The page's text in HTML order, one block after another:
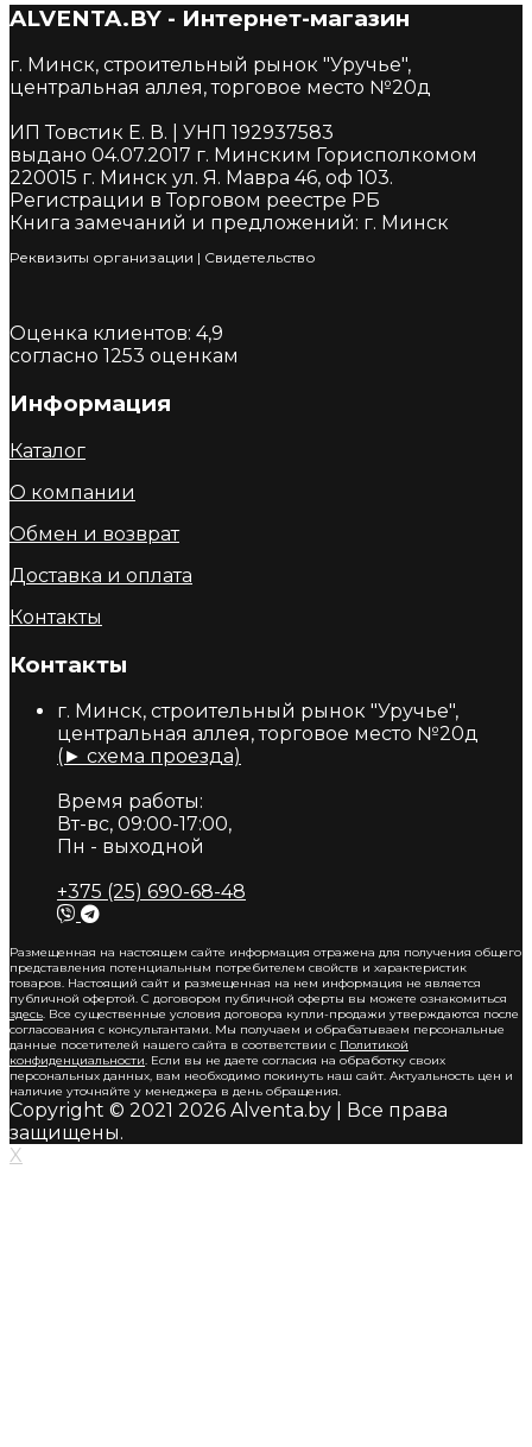
ALVENTA.BY - Интернет-магазин
г. Минск, строительный рынок "Уручье",
центральная аллея, торговое место №20д
ИП Товстик Е. В. | УНП 192937583
выдано 04.07.2017 г. Минским Горисполкомом
220015 г. Минск ул. Я. Мавра 46, оф 103.
Регистрации в Торговом реестре РБ
Книга замечаний и предложений: г. Минск
Реквизиты организации | Cвидетельство
Оценка клиентов: 4,9
согласно 1253 оценкам
Информация
Каталог
О компании
Обмен и возврат
Доставка и оплата
Контакты
Контакты
г. Минск, строительный рынок "Уручье",
центральная аллея, торговое место №20д
(► схема проезда)
Время работы:
Вт-вс, 09:00-17:00,
Пн - выходной
+375 (25) 690-68-48
Размещенная на настоящем сайте информация отражена для получения общего
представления потенциальным потребителем свойств и характеристик
товаров. Настоящий сайт и размещенная на нем информация не является
публичной офертой. С договором публичной оферты вы можете ознакомиться
здесь. Все существенные условия договора купли-продажи утверждаются после
согласования с консультантами. Мы получаем и обрабатываем персональные
данные посетителей нашего сайта в соответствии с Политикой
конфиденциальности. Если вы не даете согласия на обработку своих
персональных данных, вам необходимо покинуть наш сайт. Актуальность цен и
наличие уточняйте у менеджера в день обращения.
Copyright © 2021 2026 Alventa.by | Все права
защищены.
X